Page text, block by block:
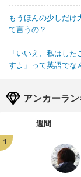
もうほんの少しだけ
て言うの？
「いいえ、私はし
すよ」って英語でな
アンカーラ
週間
1